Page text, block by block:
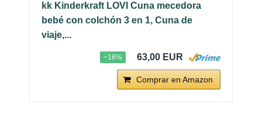
kk Kinderkraft LOVI Cuna mecedora
bebé con colchón 3 en 1, Cuna de
viaje,...
−16% 63,00 EUR
Comprar en Amazon